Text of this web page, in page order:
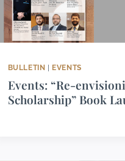
BULLETIN | EVENTS
Events: “Re-
Scholarship” Book